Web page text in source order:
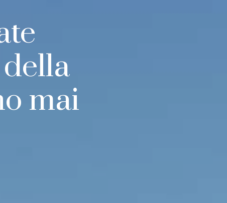
della
mai